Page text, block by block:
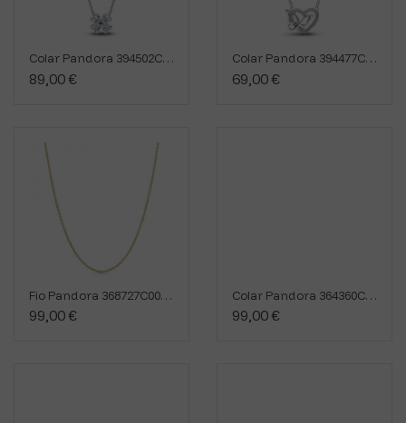
Colar Pandora 394502C01-45
89,00 €
Colar Pandora 394477C01-45
69,00 €
Fio Pandora 368727C00-45
99,00 €
Colar Pandora 364360C00-45
99,00 €